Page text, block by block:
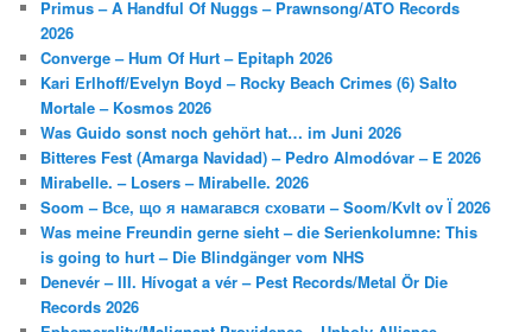
Primus – A Handful Of Nuggs – Prawnsong/ATO Records
2026
Converge – Hum Of Hurt – Epitaph 2026
Kari Erlhoff/Evelyn Boyd – Rocky Beach Crimes (6) Salto
Mortale – Kosmos 2026
Was Guido sonst noch gehört hat… im Juni 2026
Bitteres Fest (Amarga Navidad) – Pedro Almodóvar – E 2026
Mirabelle. – Losers – Mirabelle. 2026
Soom – Все, що я намагався сховати – Soom/Kvlt ov Ї 2026
Was meine Freundin gerne sieht – die Serienkolumne: This
is going to hurt – Die Blindgänger vom NHS
Denevér – III. Hívogat a vér – Pest Records/Metal Ör Die
Records 2026